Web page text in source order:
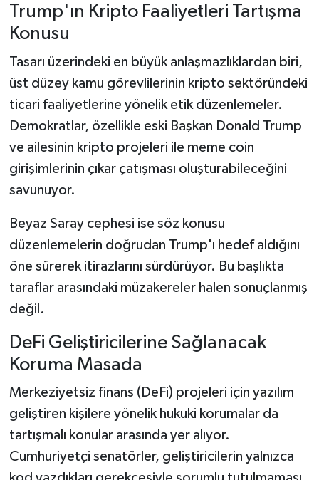
Trump'ın Kripto Faaliyetleri Tartışma
Konusu
Tasarı üzerindeki en büyük anlaşmazlıklardan biri,
üst düzey kamu görevlilerinin kripto sektöründeki
ticari faaliyetlerine yönelik etik düzenlemeler.
Demokratlar, özellikle eski Başkan Donald Trump
ve ailesinin kripto projeleri ile meme coin
girişimlerinin çıkar çatışması oluşturabileceğini
savunuyor.
Beyaz Saray cephesi ise söz konusu
düzenlemelerin doğrudan Trump'ı hedef aldığını
öne sürerek itirazlarını sürdürüyor. Bu başlıkta
taraflar arasındaki müzakereler halen sonuçlanmış
değil.
DeFi Geliştiricilerine Sağlanacak
Koruma Masada
Merkeziyetsiz finans (DeFi) projeleri için yazılım
geliştiren kişilere yönelik hukuki korumalar da
tartışmalı konular arasında yer alıyor.
Cumhuriyetçi senatörler, geliştiricilerin yalnızca